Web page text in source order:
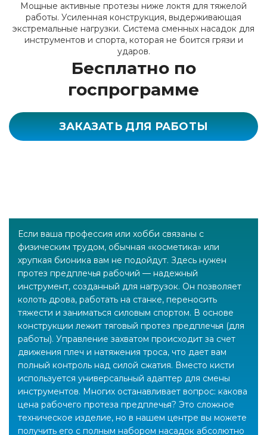
Мощные активные протезы ниже локтя для тяжелой
работы. Усиленная конструкция, выдерживающая
экстремальные нагрузки. Система сменных насадок для
инструментов и спорта, которая не боится грязи и
ударов.
Бесплатно по
госпрограмме
ЗАКАЗАТЬ ДЛЯ РАБОТЫ
Если ваша профессия или хобби связаны с
физическим трудом, обычная «косметика» или
хрупкая бионика вам не подойдут. Здесь нужен
протез предплечья рабочий — надежный
инструмент, созданный для нагрузок. Он позволяет
колоть дрова, работать на станке, переносить
тяжести и заниматься силовым спортом. В основе
конструкции лежит тяговый протез предплечья (для
работы). Управление захватом происходит за счет
движения плеч и натяжения троса, что дает вам
полный контроль над силой сжатия. Вместо кисти
используется универсальный адаптер для смены
инструментов. Многих останавливает вопрос: какова
цена рабочего протеза предплечья? Это сложное
техническое изделие, но в нашем центре вы можете
получить его с полным набором насадок абсолютно